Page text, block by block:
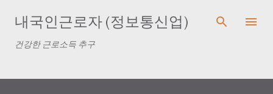
기본 콘텐츠로 건너뛰기
내국인근로자 (정보통신업)
건강한 근로소득 추구